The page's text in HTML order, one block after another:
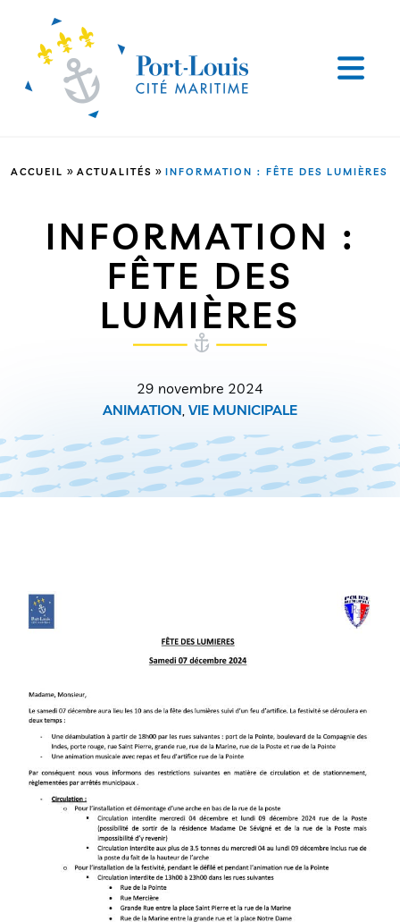
ACCUEIL » ACTUALITÉS » INFORMATION : FÊTE DES LUMIÈRES
INFORMATION :
FÊTE DES
LUMIÈRES
29 novembre 2024
ANIMATION, VIE MUNICIPALE